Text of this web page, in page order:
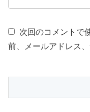
次回のコメントで
前、メールアドレス